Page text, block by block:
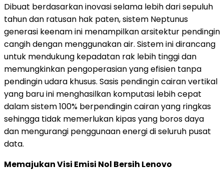
Dibuat berdasarkan inovasi selama lebih dari sepuluh
tahun dan ratusan hak paten, sistem Neptunus
generasi keenam ini menampilkan arsitektur pendingin
cangih dengan menggunakan air. Sistem ini dirancang
untuk mendukung kepadatan rak lebih tinggi dan
memungkinkan pengoperasian yang efisien tanpa
pendingin udara khusus. Sasis pendingin cairan vertikal
yang baru ini menghasilkan komputasi lebih cepat
dalam sistem 100% berpendingin cairan yang ringkas
sehingga tidak memerlukan kipas yang boros daya
dan mengurangi penggunaan energi di seluruh pusat
data.
Memajukan Visi Emisi Nol Bersih Lenovo